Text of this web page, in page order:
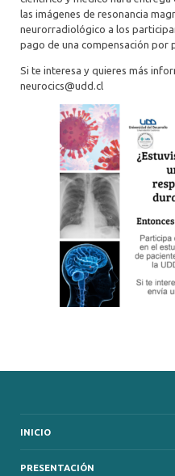
las imágenes de resonancia
neurorradiológico a los
pago de una compensación por
Si te interesa y quieres más
neurocics@udd.cl
INICIO
PRESENTACIÓN